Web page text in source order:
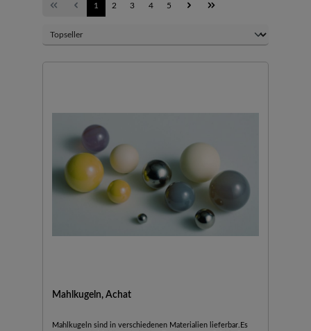
1 2 3 4 5
Mahlkugeln, Achat
Mahlkugeln sind in verschiedenen Materialien lieferbar.Es